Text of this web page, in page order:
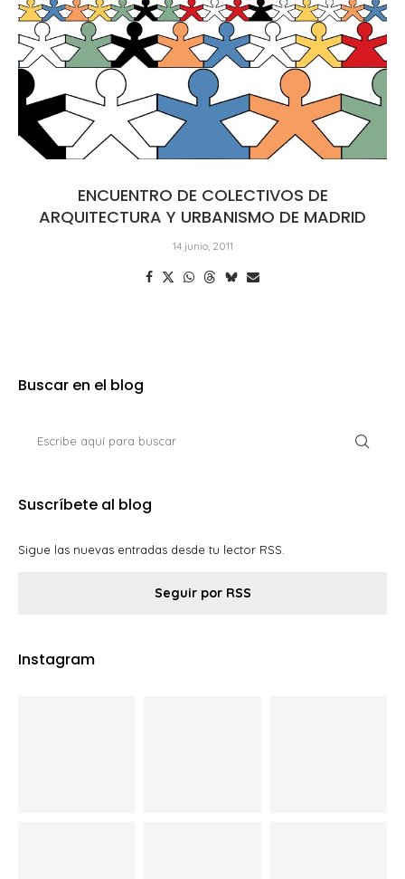
ENCUENTRO DE COLECTIVOS DE
ARQUITECTURA Y URBANISMO DE MADRID
14 junio, 2011
Buscar en el blog
Suscríbete al blog
Sigue las nuevas entradas desde tu lector RSS.
Seguir por RSS
Instagram